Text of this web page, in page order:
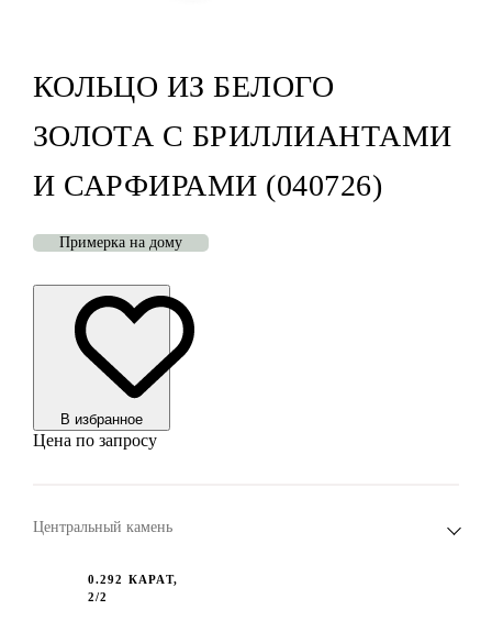
КОЛЬЦО ИЗ БЕЛОГО
ЗОЛОТА С БРИЛЛИАНТАМИ
И САРФИРАМИ (040726)
Примерка на дому
В избранноe
Цена по запросу
Центральный камень
0.292 КАРАТ,
2/2